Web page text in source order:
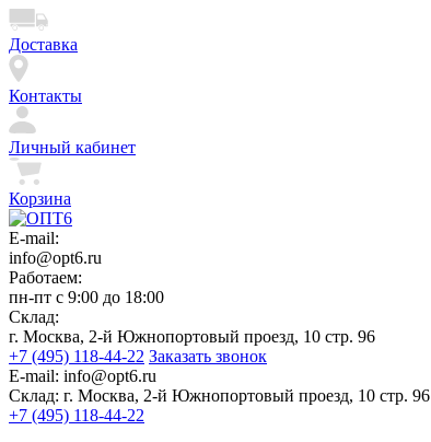
Доставка
Контакты
Личный кабинет
Корзина
E-mail:
info@opt6.ru
Работаем:
пн-пт с 9:00 до 18:00
Склад:
г. Москва, 2-й Южнопортовый проезд, 10 стр. 96
+7 (495) 118-44-22 Заказать звонок
E-mail: info@opt6.ru
Склад: г. Москва, 2-й Южнопортовый проезд, 10 стр. 96
+7 (495) 118-44-22